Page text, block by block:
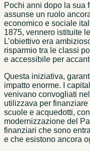
Pochi anni dopo la sua
assunse un ruolo
economico e sociale
1875, vennero istituite
L’obiettivo era
risparmio tra le classi
e accessibile per
Questa iniziativa,
impatto enorme. I
venivano convogliati
utilizzava per
scuole e acquedotti,
modernizzazione del
finanziari che sono
e che esistono ancora